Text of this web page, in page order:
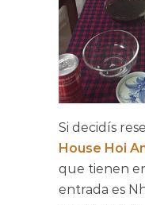
Si decidís
House Hoi
que tienen
entrada es